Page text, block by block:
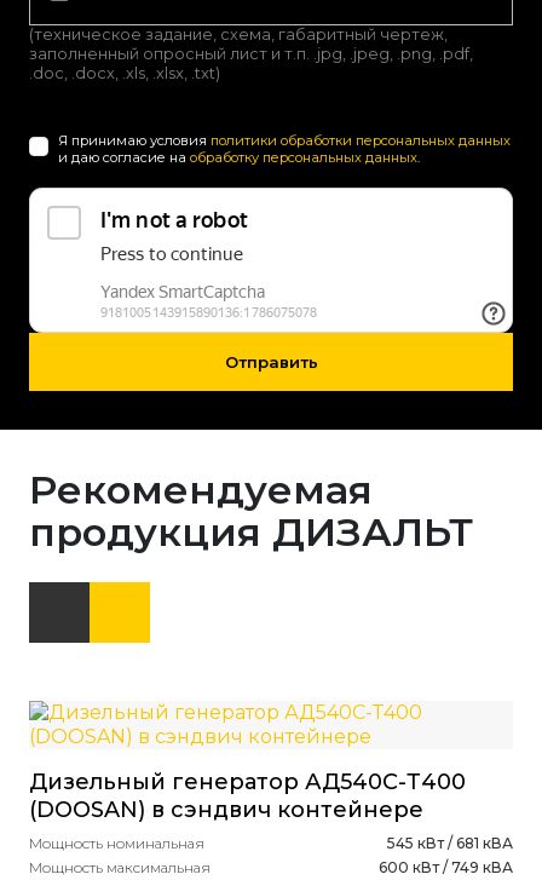
(техническое задание, схема, габаритный чертеж,
заполненный опросный лист и т.п. .jpg, .jpeg, .png, .pdf,
.doc, .docx, .xls, .xlsx, .txt)
Я принимаю условия политики обработки персональных данных
и даю согласие на обработку персональных данных.
Отправить
Рекомендуемая
продукция ДИЗАЛЬТ
Дизельный генератор АД540С-Т400
(DOOSAN) в сэндвич контейнере
Мощность номинальная
545 кВт / 681 кВА
Мощность максимальная
600 кВт / 749 кВА